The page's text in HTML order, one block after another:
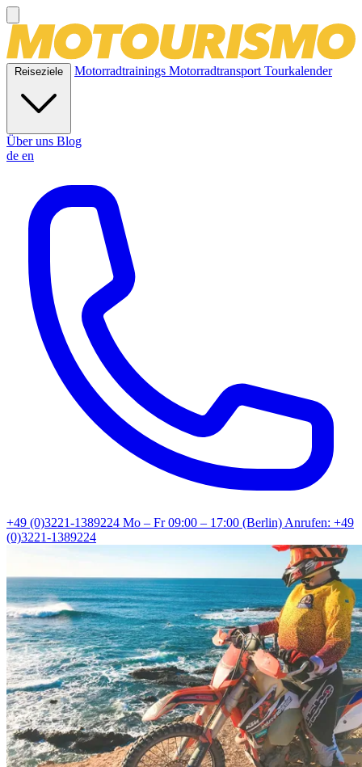
Reiseziele Motorradtrainings MotorradtransportTourkalender
Über uns Blog
de en
+49 (0)3221-1389224 Mo – Fr 09:00 – 17:00 (Berlin)Anrufen: +49
(0)3221-1389224